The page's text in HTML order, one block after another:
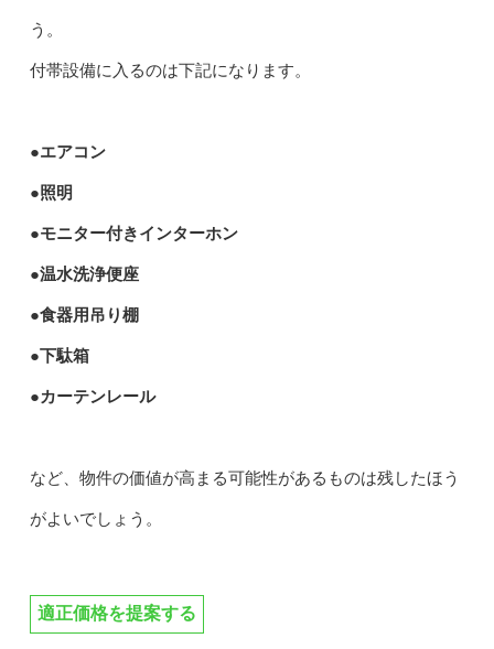
う。
付帯設備に入るのは下記になります。
●エアコン
●照明
●モニター付きインターホン
●温水洗浄便座
●食器用吊り棚
●下駄箱
●カーテンレール
など、物件の価値が高まる可能性があるものは残したほう
がよいでしょう。
適正価格を提案する